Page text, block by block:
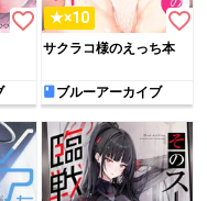
favorite_border ★×10 favorite_border
サクラコ様のえっち本
ブルーアーカイブ